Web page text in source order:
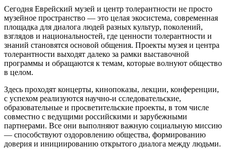
Сегодня Еврейский музей и центр толерантности не просто
музейное пространство — это целая экосистема, современная
площадка для диалога людей разных культур, поколений,
взглядов и национальностей, где ценности толерантности и
знаний становятся основой общения. Проекты музея и центра
толерантности выходят далеко за рамки выставочной
программы и обращаются к темам, которые волнуют общество
в целом.
Здесь проходят концерты, кинопоказы, лекции, конференции,
с успехом реализуются научно‑и сследовательские,
образовательные и просветительские проекты, в том числе
совместно с ведущими российскими и зарубежными
партнерами. Все они выполняют важную социальную миссию
— способствуют оздоровлению общества, формированию
доверия и инициированию открытого диалога между людьми.